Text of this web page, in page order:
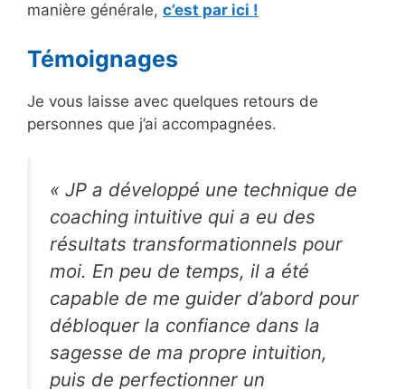
manière générale, c’est par ici !
Témoignages
Je vous laisse avec quelques retours de
personnes que j’ai accompagnées.
« JP a développé une technique de
coaching intuitive qui a eu des
résultats transformationnels pour
moi. En peu de temps, il a été
capable de me guider d’abord pour
débloquer la confiance dans la
sagesse de ma propre intuition,
puis de perfectionner un